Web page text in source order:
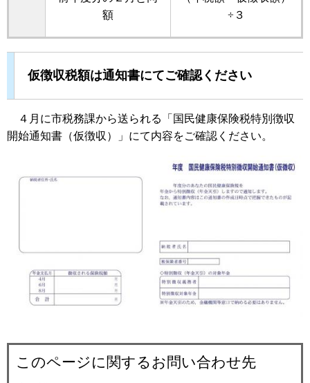
額
÷３
仮徴収税額は通知書にてご確認ください
４月に市税務課から送られる「国民健康保険税特別徴収
開始通知書（仮徴収）」にて内容をご確認ください。
このページに関するお問い合わせ先